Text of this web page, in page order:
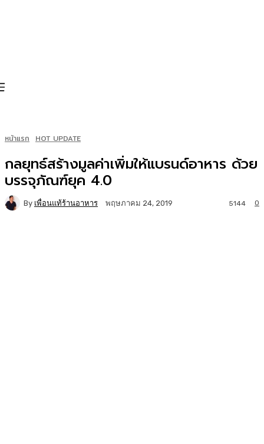
หน้าแรก HOT UPDATE
กลยุทธ์สร้างมูลค่าเพิ่มให้แบรนด์อาหาร ด้วย
บรรจุภัณฑ์ยุค 4.0
By เพื่อนแท้ร้านอาหาร พฤษภาคม 24, 2019 0
5144